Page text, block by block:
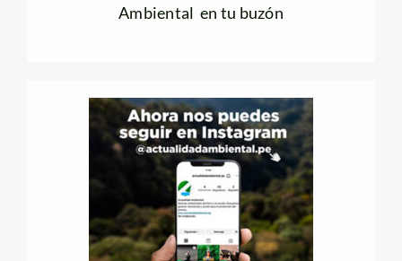
Ambiental en tu buzón